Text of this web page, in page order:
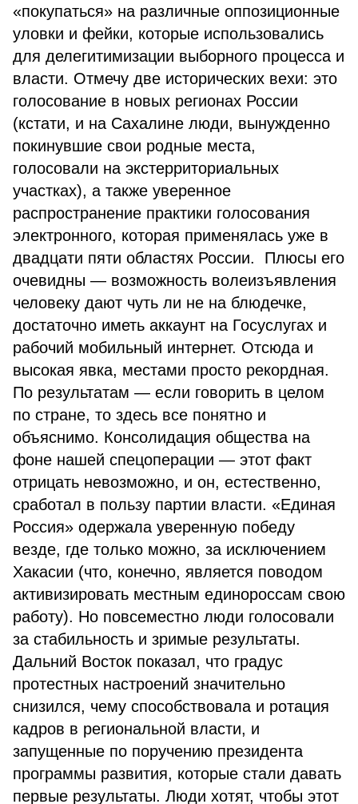
«покупаться» на различные оппозиционные
уловки и фейки, которые использовались
для делегитимизации выборного процесса и
власти. Отмечу две исторических вехи: это
голосование в новых регионах России
(кстати, и на Сахалине люди, вынужденно
покинувшие свои родные места,
голосовали на экстерриториальных
участках), а также уверенное
распространение практики голосования
электронного, которая применялась уже в
двадцати пяти областях России. Плюсы его
очевидны — возможность волеизъявления
человеку дают чуть ли не на блюдечке,
достаточно иметь аккаунт на Госуслугах и
рабочий мобильный интернет. Отсюда и
высокая явка, местами просто рекордная.
По результатам — если говорить в целом
по стране, то здесь все понятно и
объяснимо. Консолидация общества на
фоне нашей спецоперации — этот факт
отрицать невозможно, и он, естественно,
сработал в пользу партии власти. «Единая
Россия» одержала уверенную победу
везде, где только можно, за исключением
Хакасии (что, конечно, является поводом
активизировать местным единороссам свою
работу). Но повсеместно люди голосовали
за стабильность и зримые результаты.
Дальний Восток показал, что градус
протестных настроений значительно
снизился, чему способствовала и ротация
кадров в региональной власти, и
запущенные по поручению президента
программы развития, которые стали давать
первые результаты. Люди хотят, чтобы этот